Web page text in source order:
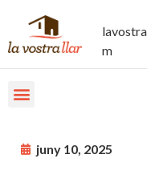
m
juny 10, 2025